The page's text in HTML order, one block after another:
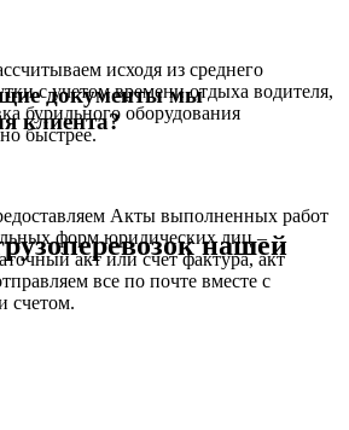
исходя из среднего
с учетом времени отдыха водителя,
бурильного оборудования
быстрее.
документы мы
клиента?
Акты выполненных работ
форм юридических лиц –
акт или счет фактура, акт
все по почте вместе с
счетом.
нашей